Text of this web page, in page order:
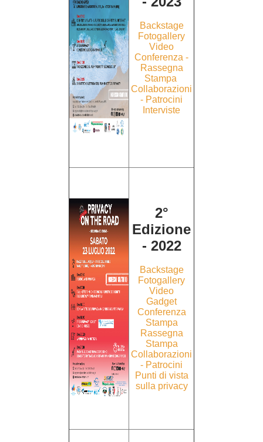
Backstage
Fotogallery
Video
Conferenza -
Rassegna
Stampa
Collaborazioni
- Patrocini
Interviste
2°
Edizione
- 2022
Backstage
Fotogallery
Video
Gadget
Conferenza
Stampa
Rassegna
Stampa
Collaborazioni
- Patrocini
Punti di vista
sulla privacy